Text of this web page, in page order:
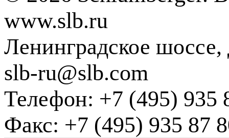
www.slb.ru
Ленинградское
slb-ru@slb.com
Телефон: +7 (495) 935
Факс: +7 (495) 935 87